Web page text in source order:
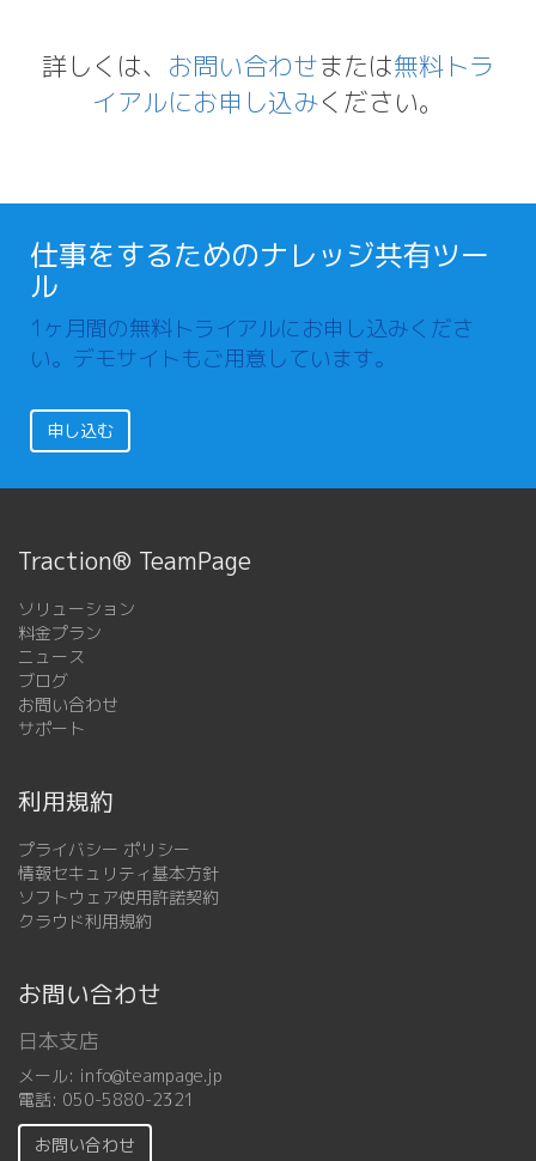
詳しくは、 お問い合わせまたは無料トラ
イアルにお申し込みください。
仕事をするためのナレッジ共有ツー
ル
1ヶ月間の無料トライアルにお申し込みくださ
い。デモサイトもご用意しています。
申し込む
Traction® TeamPage
ソリューション
料金プラン
ニュース
ブログ
お問い合わせ
サポート
利用規約
プライバシー ポリシー
情報セキュリティ基本方針
ソフトウェア使用許諾契約
クラウド利用規約
お問い合わせ
日本支店
メール: info@teampage.jp
電話: 050-5880-2321
お問い合わせ